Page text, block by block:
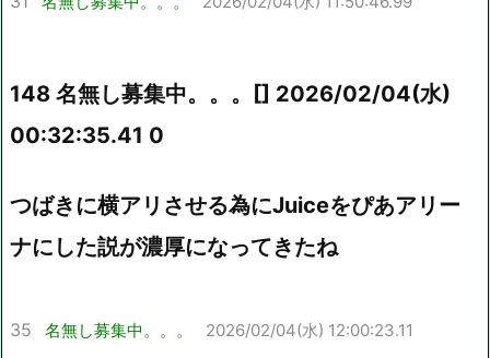
148 名無し募集中。。。[] 2026/02/04(水)
00:32:35.41 0
つばきに横アリさせる為にJuiceをぴあアリー
ナにした説が濃厚になってきたね
35 名無し募集中。。。 2026/02/04(水) 12:00:23.11